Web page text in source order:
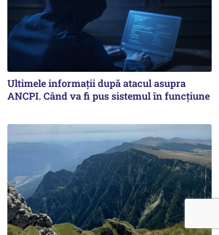
Ultimele informații după atacul asupra
ANCPI. Când va fi pus sistemul în funcțiune